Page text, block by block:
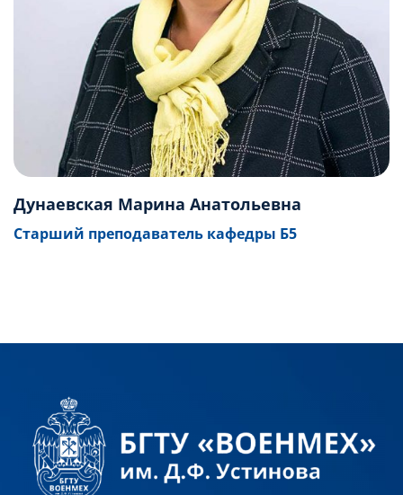
Дунаевская Марина Анатольевна
Старший преподаватель кафедры Б5